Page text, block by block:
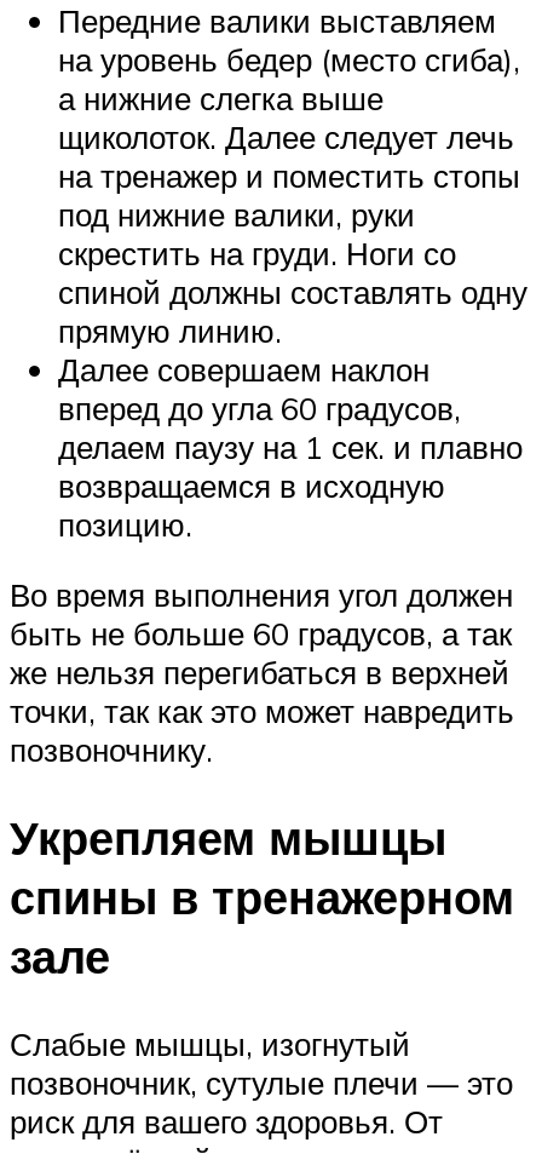
Передние валики выставляем
на уровень бедер (место сгиба),
а нижние слегка выше
щиколоток. Далее следует лечь
на тренажер и поместить стопы
под нижние валики, руки
скрестить на груди. Ноги со
спиной должны составлять одну
прямую линию.
Далее совершаем наклон
вперед до угла 60 градусов,
делаем паузу на 1 сек. и плавно
возвращаемся в исходную
позицию.
Во время выполнения угол должен
быть не больше 60 градусов, а так
же нельзя перегибаться в верхней
точки, так как это может навредить
позвоночнику.
Укрепляем мышцы
спины в тренажерном
зале
Слабые мышцы, изогнутый
позвоночник, сутулые плечи — это
риск для вашего здоровья. От